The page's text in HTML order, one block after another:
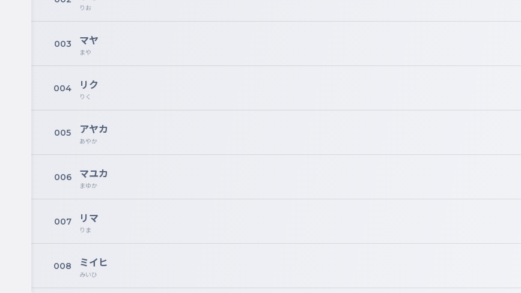
りお
003 マヤ
まや
004 リク
りく
005 アヤカ
あやか
006 マユカ
まゆか
007 リマ
りま
008 ミイヒ
みいひ